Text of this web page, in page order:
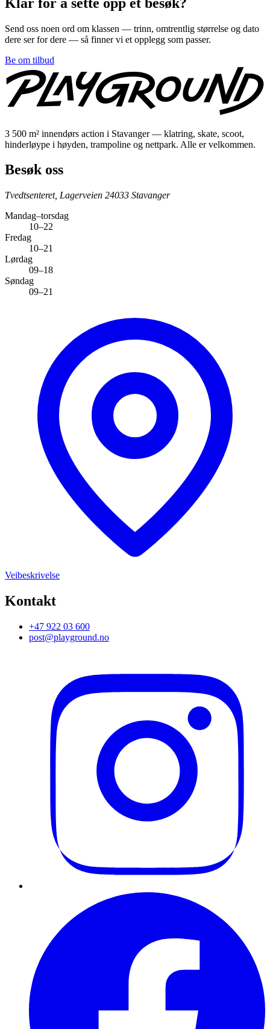
Klar for å sette opp et besøk?
Send oss noen ord om klassen — trinn, omtrentlig størrelse og dato
dere ser for dere — så finner vi et opplegg som passer.
Be om tilbud
3 500 m² innendørs action i Stavanger — klatring, skate, scoot,
hinderløype i høyden, trampoline og nettpark. Alle er velkommen.
Besøk oss
Tvedtsenteret, Lagerveien 24033 Stavanger
Mandag–torsdag
10–22
Fredag
10–21
Lørdag
09–18
Søndag
09–21
Veibeskrivelse
Kontakt
+47 922 03 600
post@playground.no